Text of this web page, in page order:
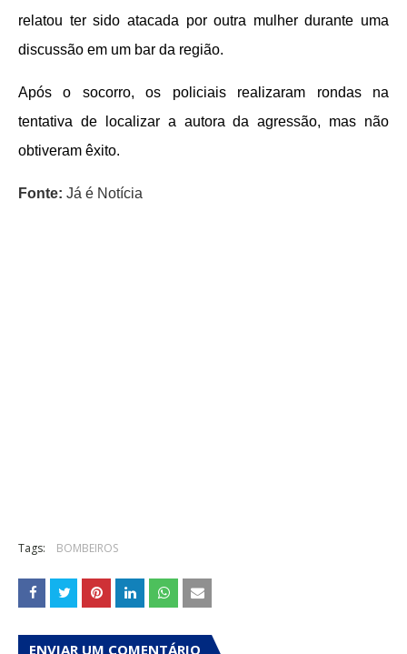
relatou ter sido atacada por outra mulher durante uma
discussão em um bar da região.
Após o socorro, os policiais realizaram rondas na
tentativa de localizar a autora da agressão, mas não
obtiveram êxito.
Fonte: Já é Notícia
Tags: BOMBEIROS
ENVIAR UM COMENTÁRIO